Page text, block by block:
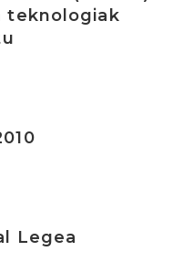
teknologiak
Legea